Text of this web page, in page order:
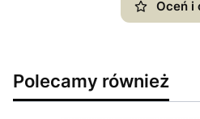
Oceń i
Polecamy również